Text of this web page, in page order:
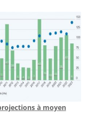
à moyen